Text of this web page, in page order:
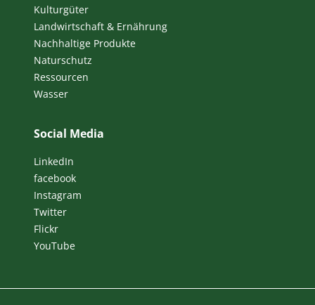
Kulturgüter
Landwirtschaft & Ernährung
Nachhaltige Produkte
Naturschutz
Ressourcen
Wasser
Social Media
LinkedIn
facebook
Instagram
Twitter
Flickr
YouTube